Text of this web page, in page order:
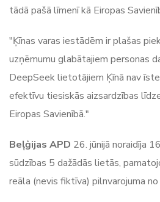
tādā pašā līmenī kā Eiropas
"Ķīnas varas iestādēm ir plašas
uzņēmumu glabātajiem personas
DeepSeek lietotājiem Ķīnā nav
efektīvu tiesiskās aizsardzības
Eiropas Savienībā."
Beļģijas APD 26. jūnijā noraidīja
sūdzības 5 dažādās lietās,
reāla (nevis fiktīva) pilnvarojuma